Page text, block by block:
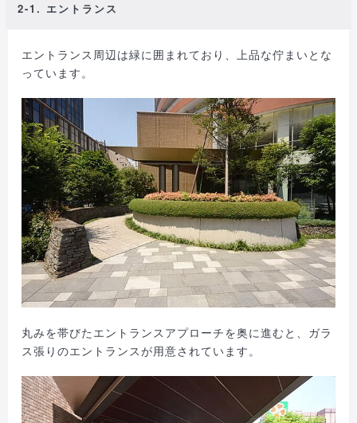
2-1. エントランス
エントランス周辺は緑に囲まれており、上品な佇まいとな
っています。
丸みを帯びたエントランスアプローチを奥に進むと、ガラ
ス張りのエントランスが用意されています。